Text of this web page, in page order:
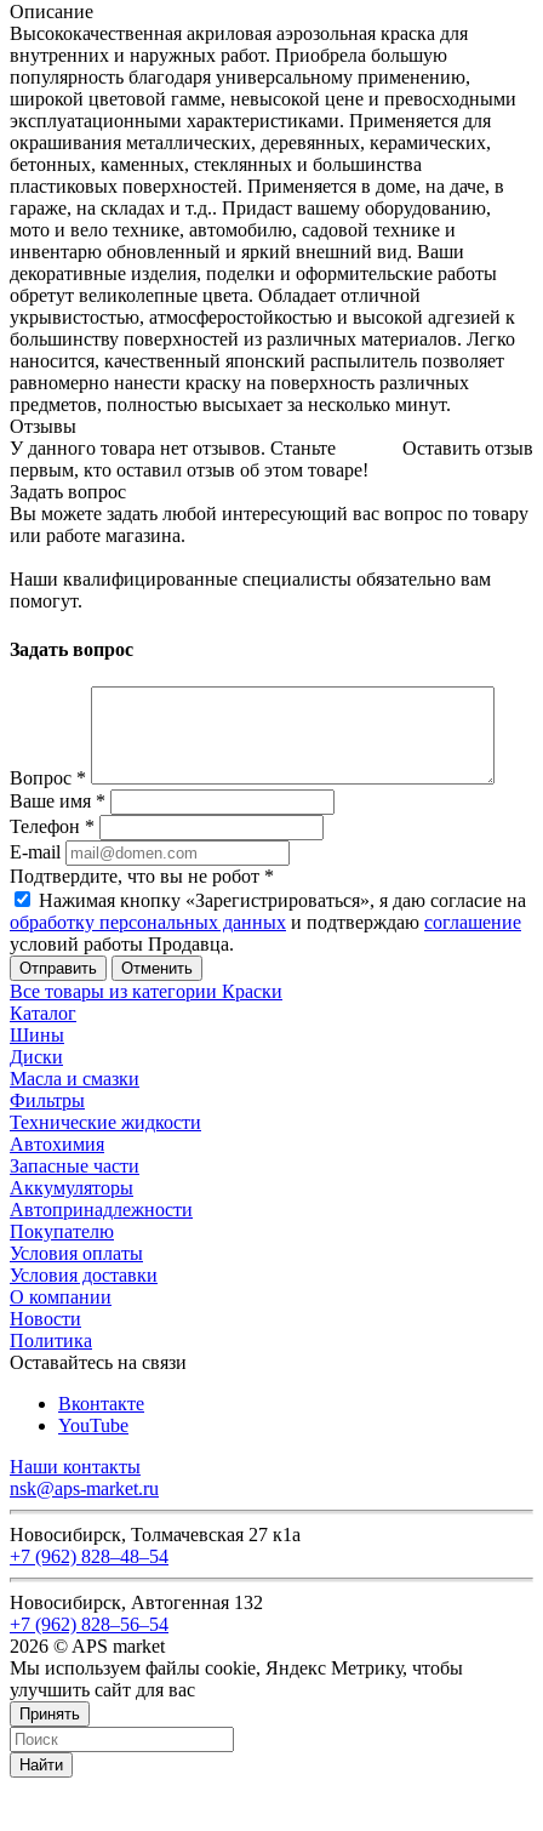
Описание
Высококачественная акриловая аэрозольная краска для
внутренних и наружных работ. Приобрела большую
популярность благодаря универсальному применению,
широкой цветовой гамме, невысокой цене и превосходными
эксплуатационными характеристиками. Применяется для
окрашивания металлических, деревянных, керамических,
бетонных, каменных, стеклянных и большинства
пластиковых поверхностей. Применяется в доме, на даче, в
гараже, на складах и т.д.. Придаст вашему оборудованию,
мото и вело технике, автомобилю, садовой технике и
инвентарю обновленный и яркий внешний вид. Ваши
декоративные изделия, поделки и оформительские работы
обретут великолепные цвета. Обладает отличной
укрывистостью, атмосферостойкостью и высокой адгезией к
большинству поверхностей из различных материалов. Легко
наносится, качественный японский распылитель позволяет
равномерно нанести краску на поверхность различных
предметов, полностью высыхает за несколько минут.
Отзывы
Оставить отзыв
У данного товара нет отзывов. Станьте
первым, кто оставил отзыв об этом товаре!
Задать вопрос
Вы можете задать любой интересующий вас вопрос по товару
или работе магазина.
Наши квалифицированные специалисты обязательно вам
помогут.
Задать вопрос
Вопрос *
Ваше имя *
Телефон *
E-mail
Подтвердите, что вы не робот *
Нажимая кнопку «Зарегистрироваться», я даю согласие на
обработку персональных данных и подтверждаю соглашение
условий работы Продавца.
Отменить
Все товары из категории Краски
Каталог
Шины
Диски
Масла и смазки
Фильтры
Технические жидкости
Автохимия
Запасные части
Аккумуляторы
Автопринадлежности
Покупателю
Условия оплаты
Условия доставки
О компании
Новости
Политика
Оставайтесь на связи
Вконтакте
YouTube
Наши контакты
nsk@aps-market.ru
Новосибирск, Толмачевская 27 к1а
+7 (962) 828‒48‒54
Новосибирск, Автогенная 132
+7 (962) 828‒56‒54
2026 © APS market
Мы используем файлы cookie, Яндекс Метрику, чтобы
улучшить сайт для вас
Принять
Найти